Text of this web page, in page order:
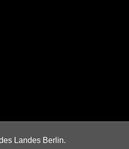
Landes Berlin.